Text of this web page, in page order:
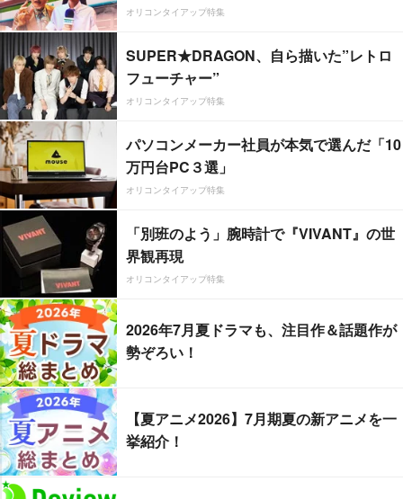
オリコンタイアップ特集
SUPER★DRAGON、自ら描いた”レトロ
フューチャー”
オリコンタイアップ特集
パソコンメーカー社員が本気で選んだ「10
万円台PC３選」
オリコンタイアップ特集
「別班のよう」腕時計で『VIVANT』の世
界観再現
オリコンタイアップ特集
2026年7月夏ドラマも、注目作＆話題作が
勢ぞろい！
【夏アニメ2026】7月期夏の新アニメを一
挙紹介！